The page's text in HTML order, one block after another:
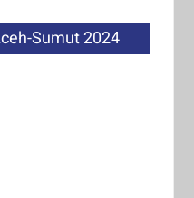
Sumut 2024